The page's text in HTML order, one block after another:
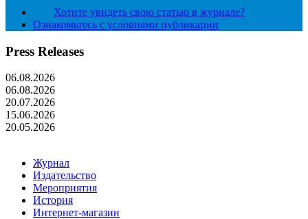
Хотите увидеть свою статью в журнале?
Ознакомьтесь с условиями публикации
Press Releases
06.08.2026
06.08.2026
20.07.2026
15.06.2026
20.05.2026
Журнал
Издательство
Мероприятия
История
Интернет-магазин